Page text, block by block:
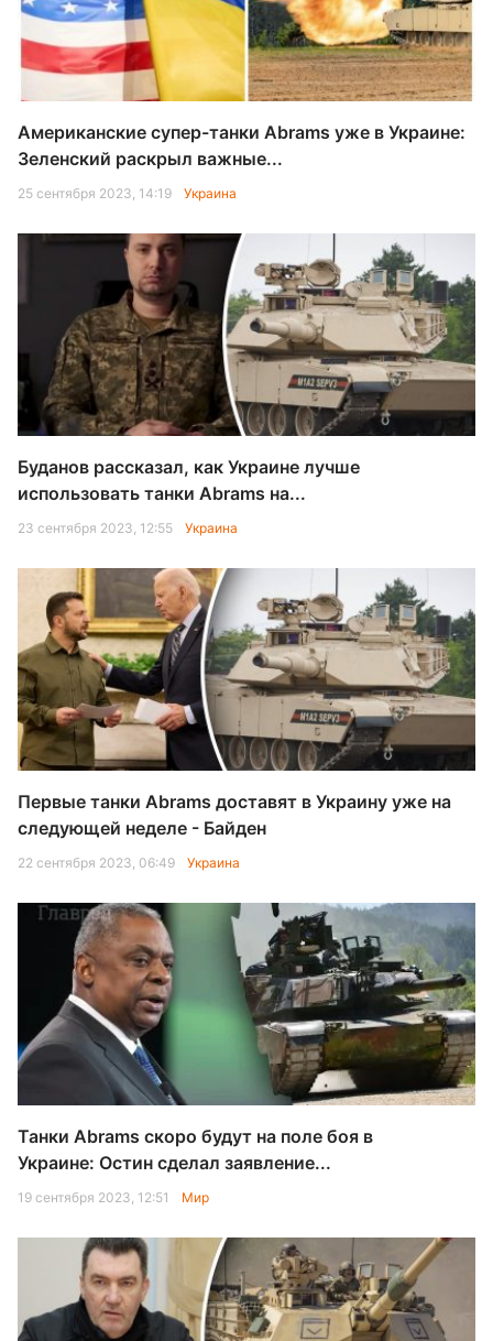
Американские супер-танки Abrams уже в Украине:
Зеленский раскрыл важные...
25 сентября 2023, 14:19 Украина
Буданов рассказал, как Украине лучше
использовать танки Abrams на...
23 сентября 2023, 12:55 Украина
Первые танки Abrams доставят в Украину уже на
следующей неделе - Байден
22 сентября 2023, 06:49 Украина
Танки Abrams скоро будут на поле боя в
Украине: Остин сделал заявление...
19 сентября 2023, 12:51 Мир